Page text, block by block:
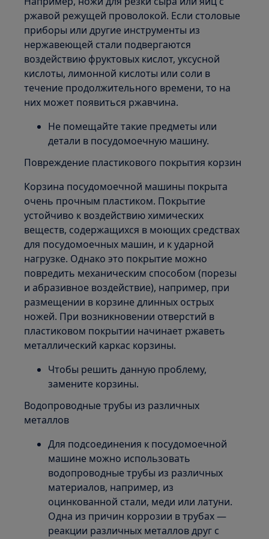
ржавой режущей проволокой. Если столовые
приборы или другие инструменты из
нержавеющей стали подвергаются
воздействию фруктовых кислот, уксусной
кислоты, лимонной кислоты или соли в
течение продолжительного времени, то на
них может появиться ржавчина.
Не помещайте такие предметы или
детали в посудомоечную машину.
Повреждение пластикового покрытия корзин
Корзина посудомоечной машины покрыта
очень прочным пластиком. Покрытие
устойчиво к воздействию химических
веществ, содержащихся в моющих средствах
для посудомоечных машин, и к ударной
нагрузке. Однако это покрытие можно
повредить механическим способом (порезы
и абразивное воздействие), например, при
размещении в корзине длинных острых
ножей. При возникновении отверстий в
пластиковом покрытии начинает ржаветь
металлический каркас корзины.
Чтобы решить данную проблему,
замените корзины.
Водопроводные трубы из различных
металлов
Для подсоединения к посудомоечной
машине можно использовать
водопроводные трубы из различных
материалов, например, из
оцинкованной стали, меди или латуни.
Одна из причин коррозии в трубах —
реакции различных металлов друг с